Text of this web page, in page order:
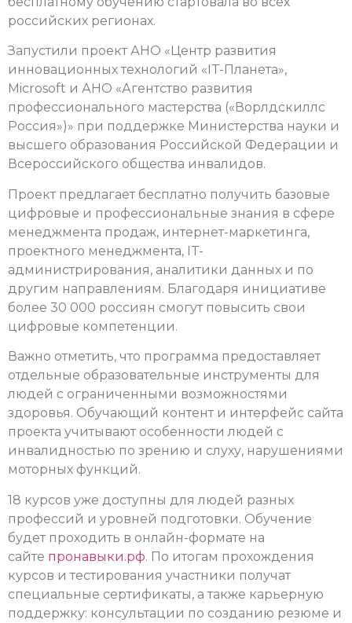
российских регионах.
Запустили проект АНО «Центр развития
инновационных технологий «IT-Планета»,
Microsoft и АНО «Агентство развития
профессионального мастерства («Ворлдскиллс
Россия»)» при поддержке Министерства науки и
высшего образования Российской Федерации и
Всероссийского общества инвалидов.
Проект предлагает бесплатно получить базовые
цифровые и профессиональные знания в сфере
менеджмента продаж, интернет-маркетинга,
проектного менеджмента, IT-
администрирования, аналитики данных и по
другим направлениям. Благодаря инициативе
более 30 000 россиян смогут повысить свои
цифровые компетенции.
Важно отметить, что программа предоставляет
отдельные образовательные инструменты для
людей с ограниченными возможностями
здоровья. Обучающий контент и интерфейс сайта
проекта учитывают особенности людей с
инвалидностью по зрению и слуху, нарушениями
моторных функций.
18 курсов уже доступны для людей разных
профессий и уровней подготовки. Обучение
будет проходить в онлайн-формате на
сайте пронавыки.рф. По итогам прохождения
курсов и тестирования участники получат
специальные сертификаты, а также карьерную
поддержку: консультации по созданию резюме и